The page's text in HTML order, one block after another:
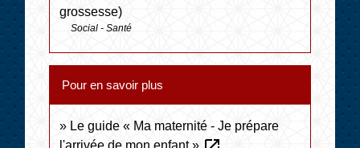
grossesse)
Social - Santé
Pour en savoir plus
Le guide « Ma maternité - Je prépare